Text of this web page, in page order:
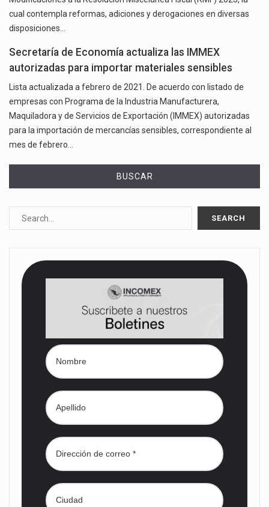
cual contempla reformas, adiciones y derogaciones en diversas
disposiciones…
Secretaría de Economía actualiza las IMMEX
autorizadas para importar materiales sensibles
Lista actualizada a febrero de 2021. De acuerdo con listado de
empresas con Programa de la Industria Manufacturera,
Maquiladora y de Servicios de Exportación (IMMEX) autorizadas
para la importación de mercancías sensibles, correspondiente al
mes de febrero…
BUSCAR